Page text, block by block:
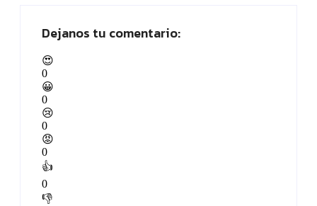
Dejanos tu comentario:
😍
0
😀
0
😢
0
😡
0
👍
0
👎